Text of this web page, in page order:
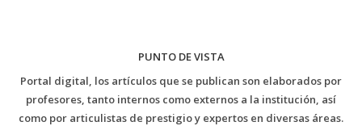
PUNTO DE VISTA
Portal digital, los artículos que se publican son elaborados por
profesores, tanto internos como externos a la institución, así
como por articulistas de prestigio y expertos en diversas áreas.